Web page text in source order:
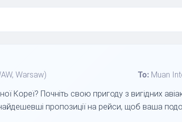
Warsaw) To: Muan
Кореї? Почніть свою пригоду з вигідних
пропозиції на рейси, щоб ваша